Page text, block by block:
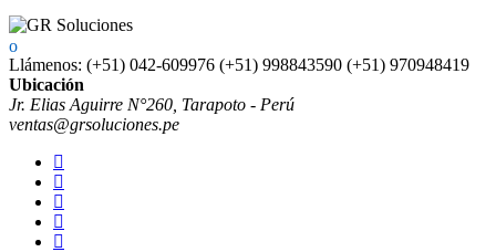
Llámenos: (+51) 042-609976 (+51) 998843590 (+51) 970948419
Ubicación
Jr. Elias Aguirre N°260, Tarapoto - Perú
ventas@grsoluciones.pe